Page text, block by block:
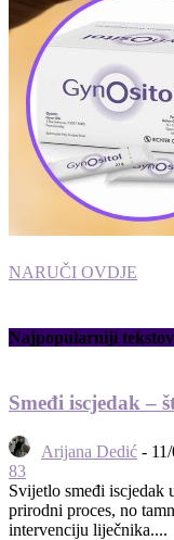
NARUČI OVDJE
Najpopularniji
Smeđi iscjedak –
Arijana Dedić -
83
Svijetlo smeđi iscjedak
prirodni proces, no
intervenciju liječnika....